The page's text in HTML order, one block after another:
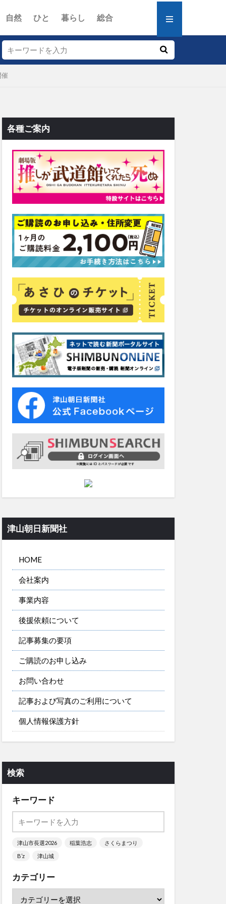
自然 ひと 暮らし 総合
各種ご案内
津山朝日新聞社
HOME
会社案内
事業内容
後援依頼について
記事募集の要項
ご購読のお申し込み
お問い合わせ
記事および写真のご利用について
個人情報保護方針
検索
キーワード
津山市長選2026 稲葉浩志
さくらまつり
B’z
津山城
カテゴリー